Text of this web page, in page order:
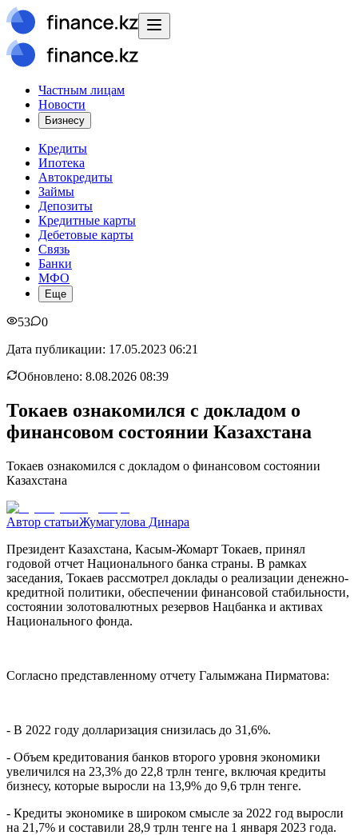
Частным лицам
Новости
Бизнесу
Кредиты
Ипотека
Автокредиты
Займы
Депозиты
Кредитные карты
Дебетовые карты
Связь
Банки
МФО
Еще
53
0
Дата публикации: 17.05.2023 06:21
Обновлено: 8.08.2026 08:39
Токаев ознакомился с докладом о
финансовом состоянии Казахстана
Токаев ознакомился с докладом о финансовом состоянии
Казахстана
Автор статьиЖумагулова Динара
Президент Казахстана, Касым-Жомарт Токаев, принял
годовой отчет Национального банка страны. В рамках
заседания, Токаев рассмотрел доклады о реализации денежно-
кредитной политики, обеспечении финансовой стабильности,
состоянии золотовалютных резервов Нацбанка и активах
Национального фонда.
Согласно представленному отчету Галымжана Пирматова:
- В 2022 году долларизация снизилась до 31,6%.
- Объем кредитования банков второго уровня экономики
увеличился на 23,3% до 22,8 трлн тенге, включая кредиты
бизнесу, которые выросли на 13,9% до 9,6 трлн тенге.
- Кредиты экономике в широком смысле за 2022 год выросли
на 21,7% и составили 28,9 трлн тенге на 1 января 2023 года.